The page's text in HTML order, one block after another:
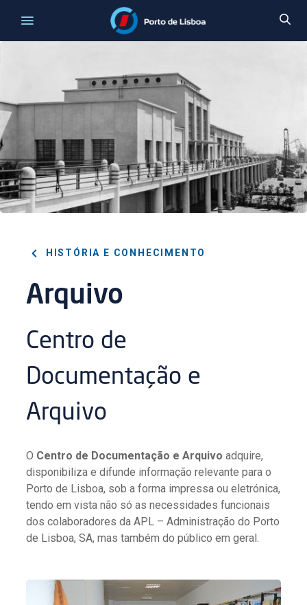
HISTÓRIA E CONHECIMENTO
Arquivo
Centro de
Documentação e
Arquivo
O Centro de Documentação e Arquivo adquire,
disponibiliza e difunde informação relevante para o
Porto de Lisboa, sob a forma impressa ou eletrónica,
tendo em vista não só as necessidades funcionais
dos colaboradores da APL – Administração do Porto
de Lisboa, SA, mas também do público em geral.